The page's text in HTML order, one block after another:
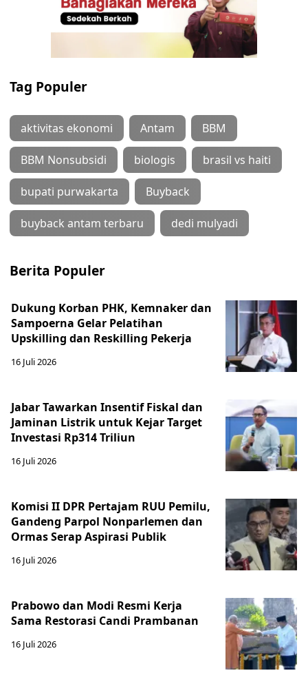
Tag Populer
aktivitas ekonomi Antam BBM
BBM Nonsubsidi biologis brasil vs haiti
bupati purwakarta Buyback
buyback antam terbaru dedi mulyadi
Berita Populer
Dukung Korban PHK, Kemnaker dan
Sampoerna Gelar Pelatihan
Upskilling dan Reskilling Pekerja
16 Juli 2026
Jabar Tawarkan Insentif Fiskal dan
Jaminan Listrik untuk Kejar Target
Investasi Rp314 Triliun
16 Juli 2026
Komisi II DPR Pertajam RUU Pemilu,
Gandeng Parpol Nonparlemen dan
Ormas Serap Aspirasi Publik
16 Juli 2026
Prabowo dan Modi Resmi Kerja
Sama Restorasi Candi Prambanan
16 Juli 2026